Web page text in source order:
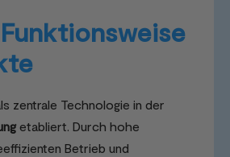
zentrale Technologie in der
etabliert. Durch hohe
Betrieb und